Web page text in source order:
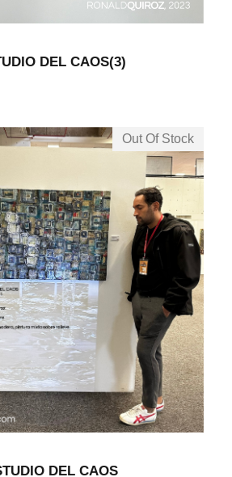
DEL CAOS(3)
Out Of Stock
DEL CAOS